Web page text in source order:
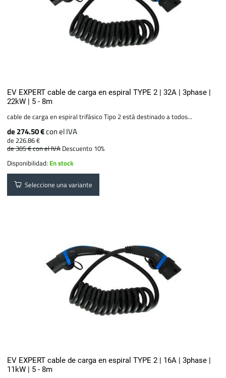
EV EXPERT cable de carga en espiral TYPE 2 | 32A | 3phase |
22kW | 5 - 8m
cable de carga en espiral trifásico Tipo 2 está destinado a todos...
de 274.50 €con el IVA
de 226.86 €
de 305 €con el IVA Descuento 10%
Disponibilidad: En stock
Seleccione una variante
EV EXPERT cable de carga en espiral TYPE 2 | 16A | 3phase |
11kW | 5 - 8m